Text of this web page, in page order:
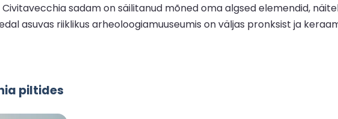
sadam on säilitanud mõned oma algsed elemendid,
asuvas riiklikus arheoloogiamuuseumis on väljas pronksist ja
piltides